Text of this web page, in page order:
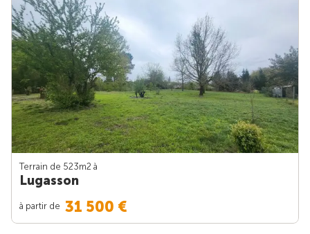
Terrain de 523m2 à
Lugasson
à partir de 31 500 €